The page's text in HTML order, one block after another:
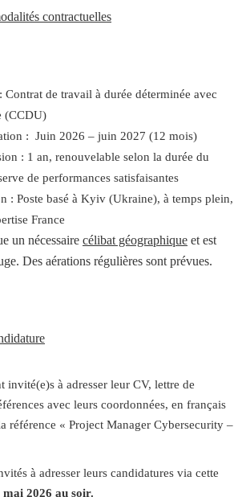
contractuelles
Contrat de travail à durée déterminée avec
(CCDU)
: Juin 2026 – juin 2027 (12 mois)
: 1 an, renouvelable selon la durée du
de performances satisfaisantes
: Poste basé à Kyiv (Ukraine), à temps plein,
France
un nécessaire célibat géographique et est
Des aérations régulières sont prévues.
invité(e)s à adresser leur CV, lettre de
avec leurs coordonnées, en français
référence « Project Manager Cybersecurity –
à adresser leurs candidatures via cette
mai 2026 au soir.